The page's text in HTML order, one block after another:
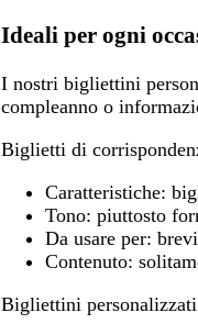
Ideali per ogni
I nostri bigliettini
compleanno o
Biglietti di
Caratteristiche:
Tono: piuttosto
Da usare per:
Contenuto:
Bigliettini